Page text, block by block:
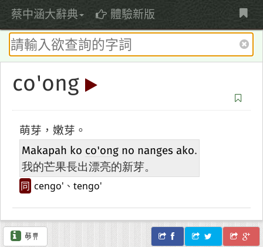
蔡中涵大辭典
co'ong
萌芽，嫩芽。
Makapah ko co'ong no nanges ako.
我的芒果長出漂亮的新芽。
同 cengo' 、 tengo'
萌典
蔡中涵大辭典 體驗新版